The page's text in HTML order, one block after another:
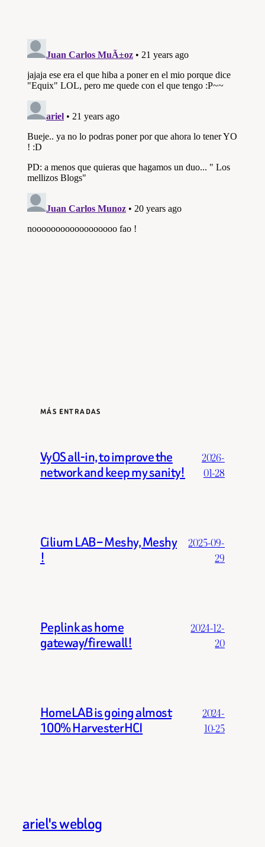
MÁS ENTRADAS
VyOS all-in, to improve the
network and keep my sanity!
2026-
01-28
Cilium LAB – Meshy, Meshy
!
2025-09-
29
Peplink as home
gateway/firewall!
2024-12-
20
HomeLAB is going almost
100% HarvesterHCI
2024-
10-25
ariel's weblog